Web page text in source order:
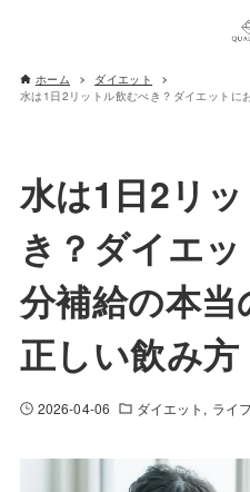
ホーム
ダイエット
水は1日2リ
き？ダイエ
分補給の本
正しい飲み方
2026-04-06 ダイエット ライ